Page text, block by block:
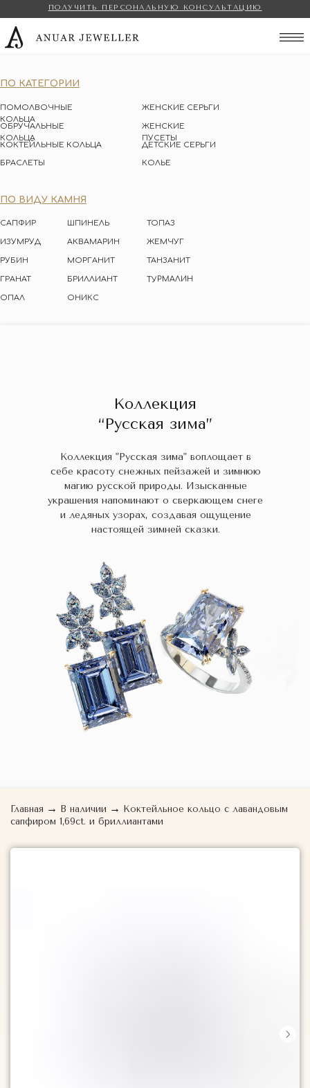
ПОЛУЧИТЬ ПЕРСОНАЛЬНУЮ КОНСУЛЬТАЦИЮ
ПО КАТЕГОРИИ
ПОМОЛВОЧНЫЕ
КОЛЬЦА
ОБРУЧАЛЬНЫЕ
КОЛЬЦА
ЖЕНСКИЕ СЕРЬГИ
КОКТЕЙЛЬНЫЕ КОЛЬЦА
ЖЕНСКИЕ
ПУСЕТЫ
ДЕТСКИЕ СЕРЬГИ
БРАСЛЕТЫ
КОЛЬЕ
ПО ВИДУ КАМНЯ
САПФИР
ИЗУМРУД
ШПИНЕЛЬ
РУБИН
АКВАМАРИН
МОРГАНИТ
ГРАНАТ БРИЛЛИАНТ
ТОПАЗ
ЖЕМЧУГ
ТУРМАЛИН
ТАНЗАНИТ
ОНИКС
ОПАЛ
Коллекция
“Русская зима”
Коллекция "Русская зима" воплощает в
себе красоту снежных пейзажей и зимнюю
магию русской природы. Изысканные
украшения напоминают о сверкающем снеге
и ледяных узорах, создавая ощущение
настоящей зимней сказки.
Главная → В наличии →
Коктейльное кольцо с лавандовым
сапфиром 1,69ct. и бриллиантами